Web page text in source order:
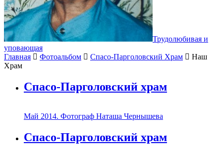
Трудолюбивая и
уповающая
Главная
Фотоальбом Спасо-Парголовский Храм
Наш
Храм
Спасо-Парголовский храм
Май 2014. Фотограф Наташа Чернышева
Спасо-Парголовский храм